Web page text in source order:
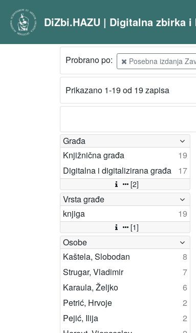
DiZbi.HAZU | Digitalna zbirka
Probrano po: Posebna izdanja
Prikazano 1-19 od 19 zapisa
Građa
Knjižnična građa
19
Digitalna i digitalizirana građa
17
[2]
Vrsta građe
knjiga
19
[1]
Osobe
Kaštela, Slobodan
8
Strugar, Vladimir
7
Karaula, Željko
6
Petrić, Hrvoje
2
Pejić, Ilija
2